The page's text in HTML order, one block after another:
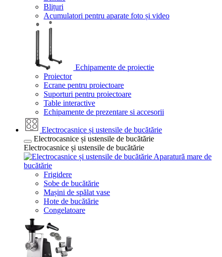
Blițuri
Acumulatori pentru aparate foto și video
Echipamente de proiectie
Proiector
Ecrane pentru proiectoare
Suporturi pentru proiectoare
Table interactive
Echipamente de prezentare si accesorii
Electrocasnice și ustensile de bucătărie
Electrocasnice și ustensile de bucătărie
Electrocasnice și ustensile de bucătărie
Aparatură mare de
bucătărie
Frigidere
Sobe de bucătărie
Mașini de spălat vase
Hote de bucătărie
Congelatoare